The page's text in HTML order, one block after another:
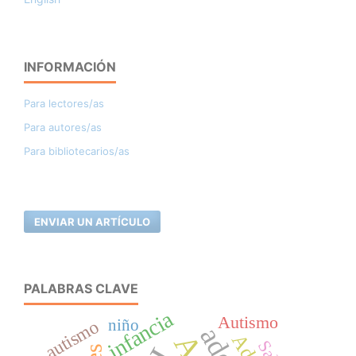
INFORMACIÓN
Para lectores/as
Para autores/as
Para bibliotecarios/as
ENVIAR UN ARTÍCULO
PALABRAS CLAVE
infancia
autismo Autismo
niño